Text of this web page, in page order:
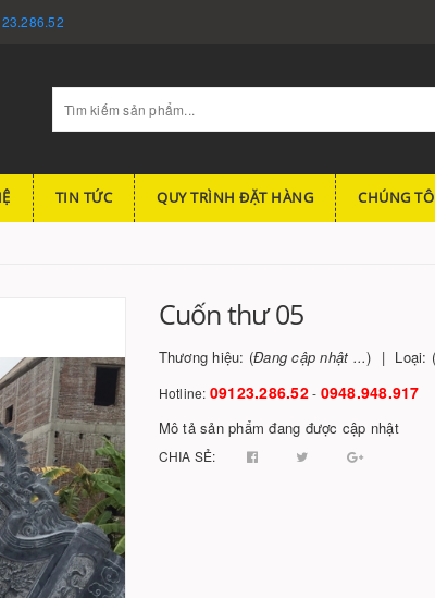
TIN TỨC QUY TRÌNH ĐẶT HÀNG CHÚNG
Cuốn thư 05
Thương hiệu: (Đang cập nhật ...) Loại: (
Hotline: 09123.286.52- 0948.948.917
Mô tả sản phẩm đang được cập nhật
CHIA SẺ: